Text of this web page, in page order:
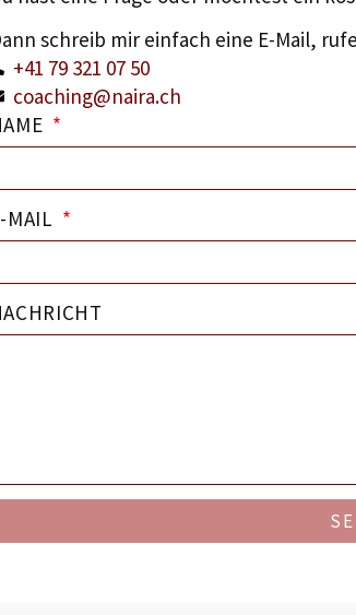
schreib mir einfach eine E-Mail,
+41 79 321 07 50
coaching@naira.ch
MAIL